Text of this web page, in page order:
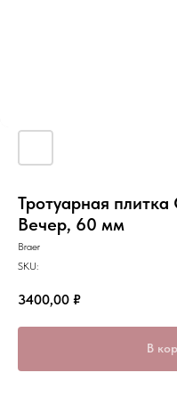
Тротуарная
Вечер, 60 мм
Braer
SKU:
3400,00 ₽
В